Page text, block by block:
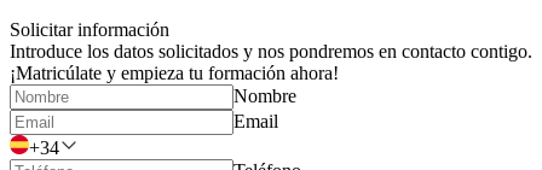
Solicitar información
Introduce los datos solicitados y nos pondremos en contacto contigo.
¡Matricúlate y empieza tu formación ahora!
Nombre
Email
+34